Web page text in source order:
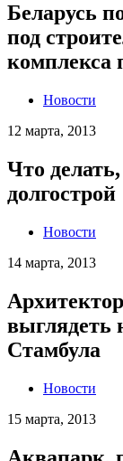
Беларусь
под
комплекса
Новости
12 марта, 2013
Что
долгострой
Новости
14 марта, 2013
выглядеть
Стамбула
Новости
15 марта, 2013